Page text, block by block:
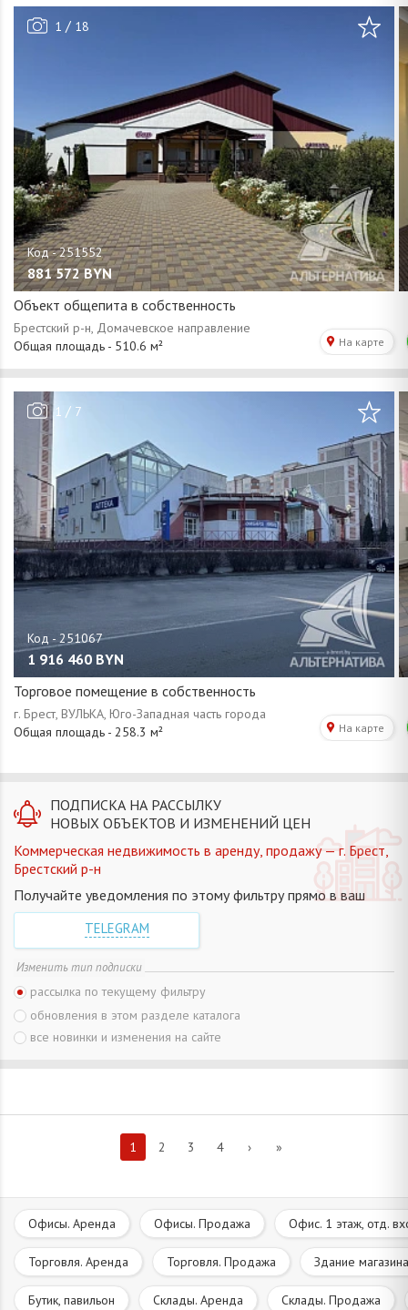
1 / 18
881 572 BYN
Объект общепита в собственность
1 / 7
1 916 460 BYN
Торговое помещение в собственность
ПОДПИСКА НА РАССЫЛКУ
НОВЫХ ОБЪЕКТОВ И ИЗМЕНЕНИЙ ЦЕН
Коммерческая недвижимость в аренду, продажу — г. Брест,
Брестский р-н
Получайте уведомления по этому фильтру прямо в ваш
TELEGRAM
Изменить тип подписки
рассылка по текущему фильтру
обновления в этом разделе каталога
все новинки и изменения на сайте
1 2 3 4 › »
Офисы. Аренда Офисы. Продажа Офис. 1 этаж, отд.
Торговля. Аренда Торговля. Продажа Здание
Бутик, павильон Склады. Аренда Склады. Продажа